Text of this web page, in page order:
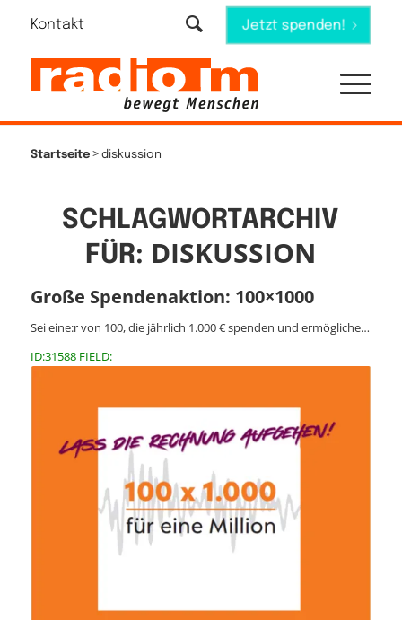
Kontakt Jetzt spenden!
Startseite> diskussion
SCHLAGWORTARCHIV
FÜR: DISKUSSION
Große Spendenaktion: 100×1000
Sei eine:r von 100, die jährlich 1.000 € spenden und ermögliche…
ID:31588 FIELD: